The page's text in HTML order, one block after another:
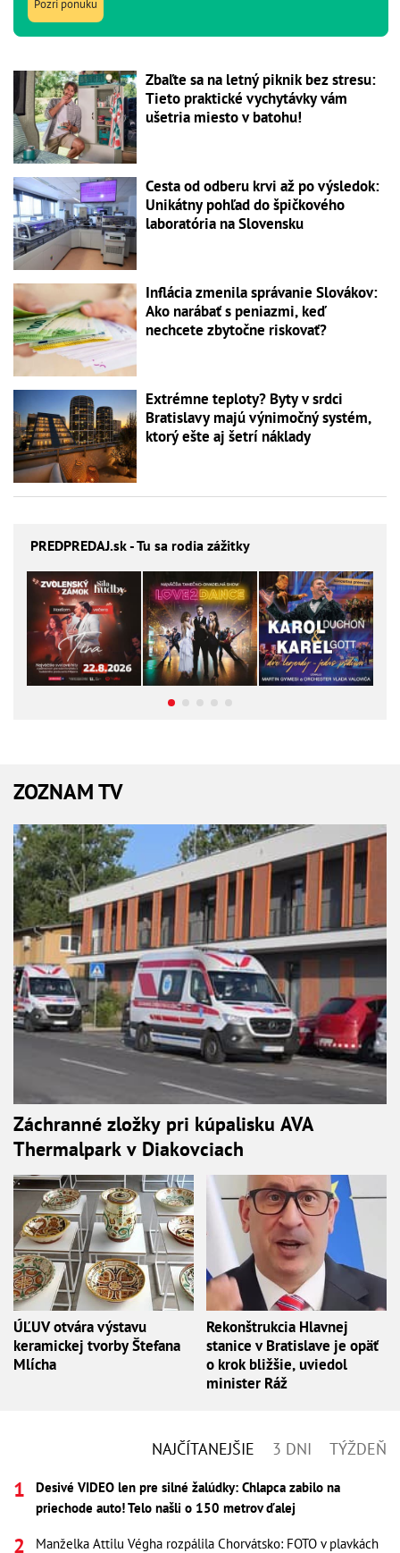
Pozri ponuku
Zbaľte sa na letný piknik bez stresu:
Tieto praktické vychytávky vám
ušetria miesto v batohu!
Cesta od odberu krvi až po výsledok:
Unikátny pohľad do špičkového
laboratória na Slovensku
Inflácia zmenila správanie Slovákov:
Ako narábať s peniazmi, keď
nechcete zbytočne riskovať?
Extrémne teploty? Byty v srdci
Bratislavy majú výnimočný systém,
ktorý ešte aj šetrí náklady
PREDPREDAJ.sk - Tu sa rodia zážitky
ZOZNAM TV
Záchranné zložky pri kúpalisku AVA
Thermalpark v Diakovciach
ÚĽUV otvára výstavu
keramickej tvorby Štefana
Mlícha
Rekonštrukcia Hlavnej
stanice v Bratislave je opäť
o krok bližšie, uviedol
minister Ráž
NAJČÍTANEJŠIE 3 DNI TÝŽDEŇ
Desivé VIDEO len pre silné žalúdky: Chlapca zabilo na
priechode auto! Telo našli o 150 metrov ďalej
Manželka Attilu Végha rozpálila Chorvátsko: FOTO v plavkách